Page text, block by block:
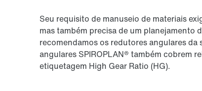
Seu requisito de manuseio de materiais
mas também precisa de um planejamento
recomendamos os redutores angulares da
angulares SPIROPLAN® também cobrem
etiquetagem High Gear Ratio (HG).